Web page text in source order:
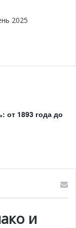
повадно было.
2025
от 1893 года до
и